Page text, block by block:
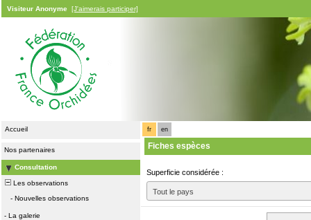
Visiteur Anonyme [J'aimerais participer]
Accueil
Nos partenaires
Consultation
Les observations
- Nouvelles observations
- La galerie
fr en
Fiches espèces
Superficie considérée :
Tout le pays